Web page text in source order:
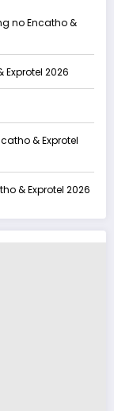
no Encatho &
2026
& Exprotel
& Exprotel 2026